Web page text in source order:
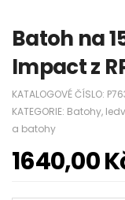
Batoh na
Impact z
KATALOGOVÉ ČÍSLO:
KATEGORIE: Batohy,
a batohy
1640,00